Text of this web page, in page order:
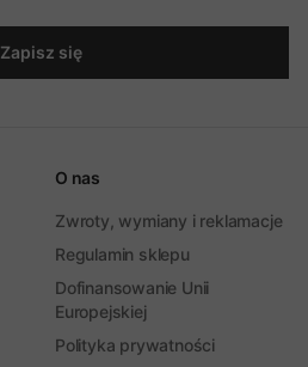
Zapisz się
O nas
Zwroty, wymiany i reklamacje
Regulamin sklepu
Dofinansowanie Unii
Europejskiej
Polityka prywatności